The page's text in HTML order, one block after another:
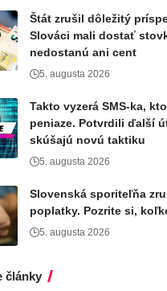
Štát zrušil dôležitý
Slováci mali dostať
nedostanú ani cent
5. augusta 2026
Takto vyzerá SMS-ka,
peniaze. Potvrdili ďalší
skúšajú novú taktiku
5. augusta 2026
Slovenská sporiteľňa
poplatky. Pozrite si,
5. augusta 2026
články